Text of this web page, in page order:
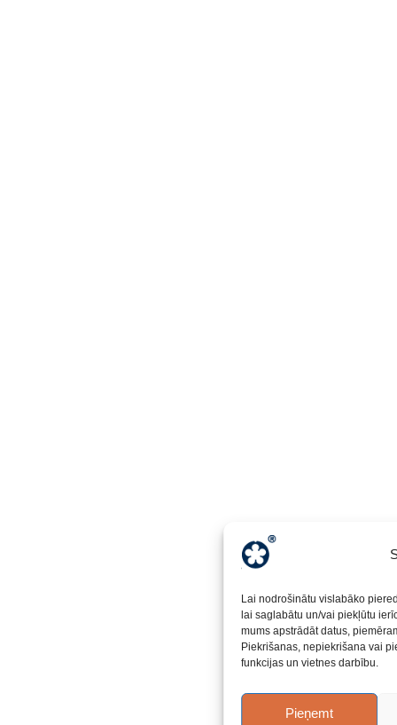
Lai nodrošinātu vislabāko
lai saglabātu un/vai piekļūtu
mums apstrādāt datus,
Piekrišanas, nepiekrišana vai
funkcijas un vietnes darbību.
Pieņemt